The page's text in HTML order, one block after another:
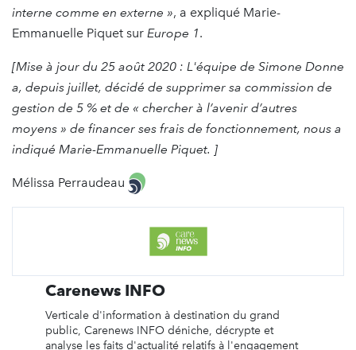
interne comme en externe », a expliqué Marie-
Emmanuelle Piquet sur Europe 1.
[Mise à jour du 25 août 2020 : L'équipe de Simone Donne
a, depuis juillet, décidé de supprimer sa commission de
gestion de 5 % et de « chercher à l’avenir d’autres
moyens » de financer ses frais de fonctionnement, nous a
indiqué Marie-Emmanuelle Piquet. ]
Mélissa Perraudeau
Carenews INFO
Verticale d'information à destination du grand
public, Carenews INFO déniche, décrypte et
analyse les faits d'actualité relatifs à l'engagement